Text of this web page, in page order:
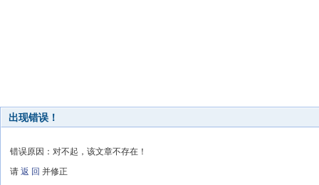
出现错误！
错误原因：对不起，该文章不存在！
请 返 回 并修正